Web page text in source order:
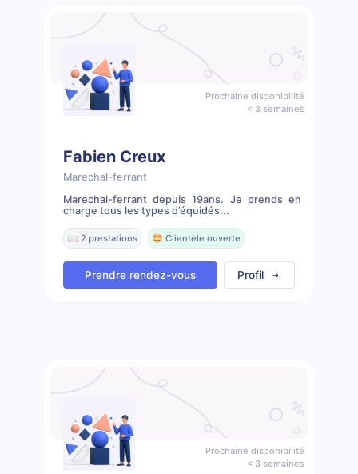
Prochaine disponibilité
< 3 semaines
Fabien Creux
Marechal-ferrant
Marechal-ferrant depuis 19ans. Je prends en
charge tous les types d’équidés...
📖 2 prestations 🤩 Clientèle ouverte
Prendre rendez-vous Profil
Prochaine disponibilité
< 3 semaines